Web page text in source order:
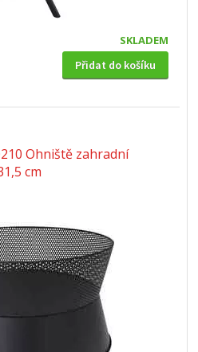
SKLADEM
Přidat do košíku
Ohniště zahradní
cm